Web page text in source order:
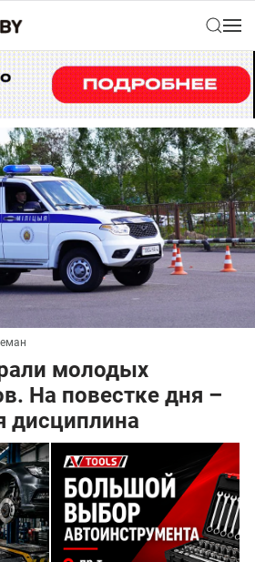
молодых
На повестке дня –
дисциплина